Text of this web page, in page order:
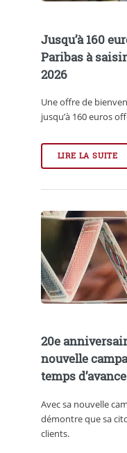
Jusqu’à 160
Paribas à
2026
Une offre de
jusqu’à 160 euros
LIRE LA SUITE
20e
nouvelle
temps d’avance
Avec sa nouvelle
démontre que sa
clients.